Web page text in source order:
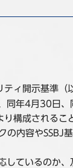
ィ開示基準（
同年4月30日
成されるこ
内容や
ているのか